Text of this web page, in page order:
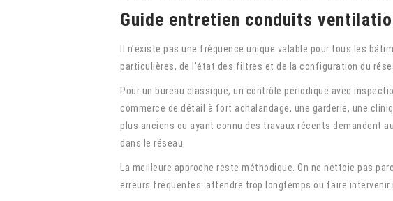
Guide entretien conduits
Il n’existe pas une fréquence unique valable pour tous les
particulières, de l’état des filtres et de la configuration du
Pour un bureau classique, un contrôle périodique avec
commerce de détail à fort achalandage, une garderie, une
plus anciens ou ayant connu des travaux récents demandent
dans le réseau.
La meilleure approche reste méthodique. On ne nettoie pas
erreurs fréquentes: attendre trop longtemps ou faire